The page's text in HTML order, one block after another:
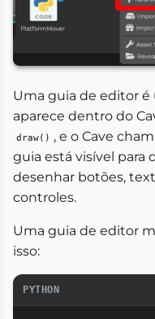
Uma guia de editor
aparece dentro do
draw() , e o Cave
guia está visível para
desenhar botões,
controles.
Uma guia de editor
isso:
PYTHON